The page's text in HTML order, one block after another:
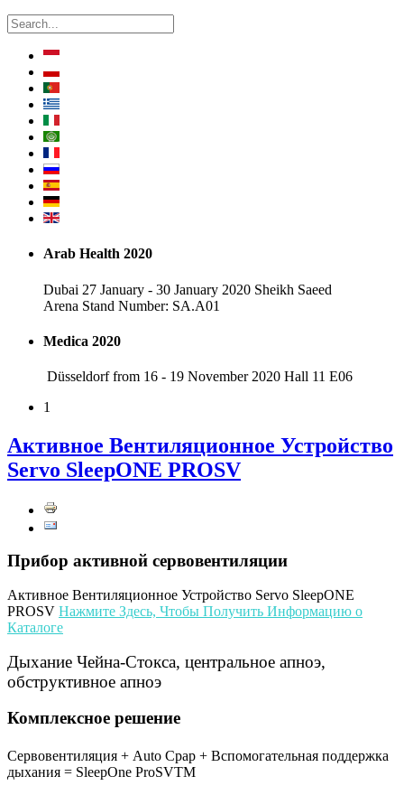
Arab Health 2020
Dubai 27 January - 30 January 2020 Sheikh Saeed
Arena Stand Number: SA.A01
Medica 2020
Düsseldorf from 16 - 19 November 2020 Hall 11 E06
1
Активное Вентиляционное Устройство
Servo SleepONE PROSV
Прибор активной сервовентиляции
Активное Вентиляционное Устройство Servo SleepONE
PROSV Нажмите Здесь, Чтобы Получить Информацию о
Каталоге
Дыхание Чейна-Стокса, центральное апноэ,
обструктивное апноэ
Комплексное решение
Сервовентиляция + Auto Cpap + Вспомогательная поддержка
дыхания = SleepOne ProSVTM